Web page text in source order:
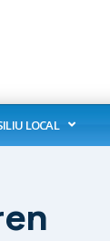
LOCAL